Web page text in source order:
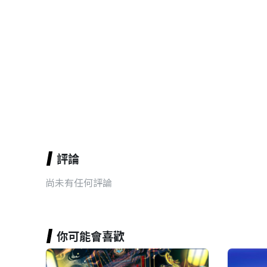
評論
尚未有任何評論
你可能會喜歡